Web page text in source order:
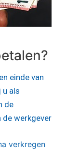
einde van
u als
de
werkgever
verkregen